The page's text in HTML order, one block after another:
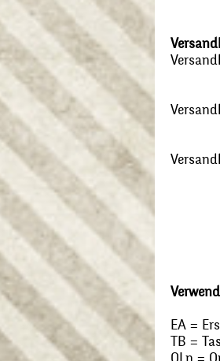
EA =
TB =